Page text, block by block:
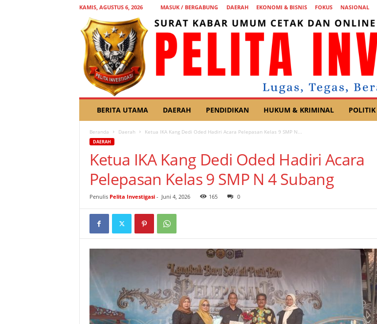
KAMIS, AGUSTUS 6, 2026 MASUK / BERGABUNG DAERAH EKONOMI & BISNIS FOKUS NASIONAL
L
BERITA UTAMA DAERAH PENDIDIKAN HUKUM & KRIMINAL POLITIK
Beranda Daerah Ketua IKA Kang Dedi Oded Hadiri Acara Pelepasan Kelas 9 SMP N...
DAERAH
Ketua IKA Kang Dedi Oded Hadiri Acara
Pelepasan Kelas 9 SMP N 4 Subang
Penulis Pelita Investigasi- Juni 4, 2026 165 0